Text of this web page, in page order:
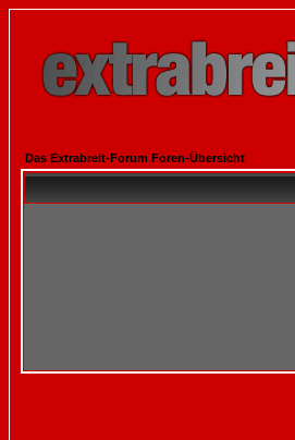
Das Extrabreit-Forum Foren-Übersicht